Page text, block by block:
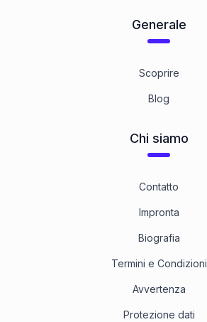
Generale
Scoprire
Blog
Chi siamo
Contatto
Impronta
Biografia
Termini e Condizioni
Avvertenza
Protezione dati